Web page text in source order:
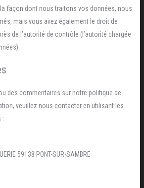
façon dont nous traitons vos données, nous
mais vous avez également le droit de
de l’autorité de contrôle (l’autorité chargée
des commentaires sur notre politique de
veuillez nous contacter en utilisant les
:
59138 PONT-SUR-SAMBRE